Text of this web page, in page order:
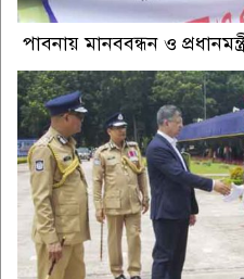
পাবনায় মানববন্ধন ও